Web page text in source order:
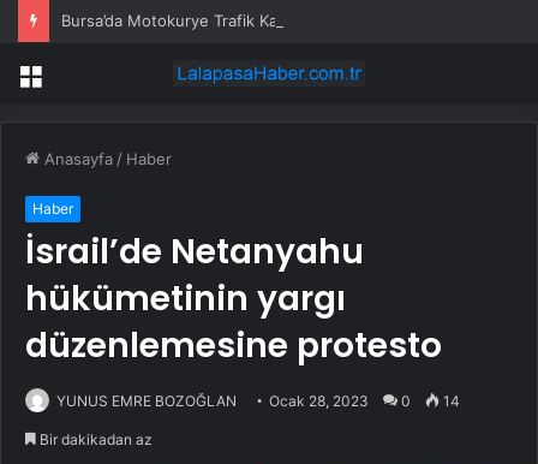
Bursa’da Motokurye Trafik Kazasında Hayatını Kaybetti
Menü
Anasayfa / Haber
Haber
İsrail’de Netanyahu
hükümetinin yargı
düzenlemesine protesto
YUNUS EMRE BOZOĞLAN Ocak 28, 2023 0 14
Bir dakikadan az